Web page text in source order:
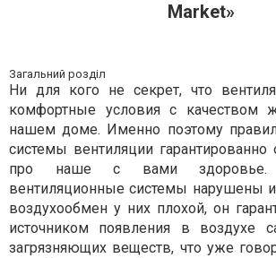
Market»
Загальний розділ
Ни для кого не секрет, что
комфортные условия с качеством
нашем доме. Именно поэтому
системы вентиляции гарантированно
про наше с вами здоровье.
вентиляционные системы нарушены
воздухообмен у них плохой, он
источником появления в воздухе
загрязняющих веществ, что уже